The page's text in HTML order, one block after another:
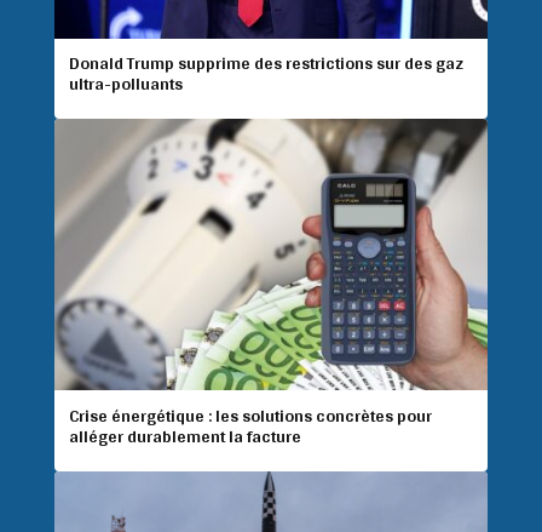
Donald Trump supprime des restrictions sur des gaz
ultra-polluants
Crise énergétique : les solutions concrètes pour
alléger durablement la facture